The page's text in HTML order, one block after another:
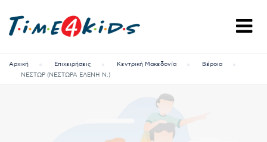
Αρχική Επιχειρήσεις Κεντρική Μακεδονία
Βέροια
ΝΕΣΤΩΡ (ΝΕΣΤΩΡΑ ΕΛΕΝΗ Ν.)